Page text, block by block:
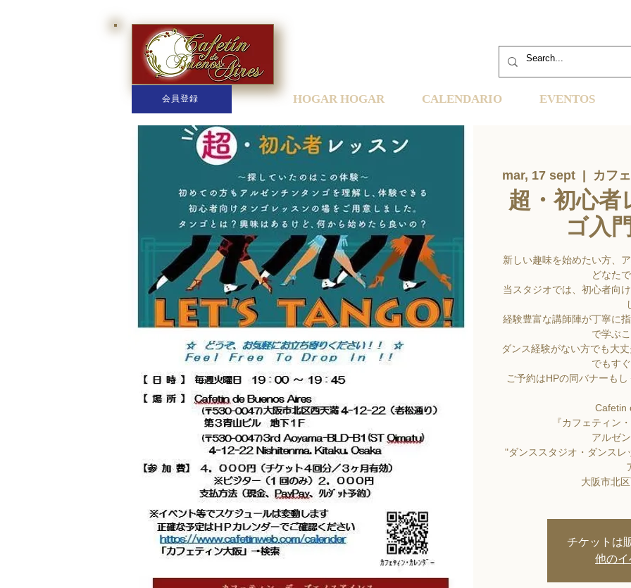
会員登録 HOGAR HOGAR CALENDARIO EVENTOS
mar, 17 sept
  |
カフ
超・初心者
ゴ入
新しい趣味を始めたい方、
どなた
当スタジオでは、初心者向
経験豊富な講師陣が丁寧に
で学ぶ
ダンス経験がない方でも大
でもす
ご予約はHPの同バナーも
Cafetin
『カフェティン
アルゼ
"ダンススタジオ・ダンス
大阪市北
チケットは
他のイ